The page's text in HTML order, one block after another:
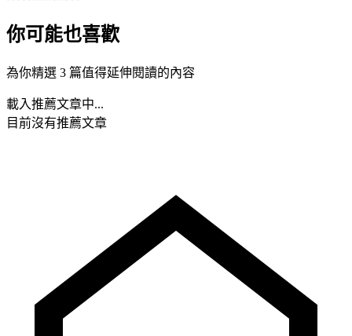
你可能也喜歡
為你精選 3 篇值得延伸閱讀的內容
載入推薦文章中...
目前沒有推薦文章